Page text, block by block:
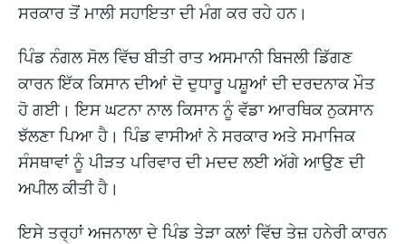
ਸਰਕਾਰ ਤੋਂ ਮਾਲੀ ਸਹਾਇਤਾ ਦੀ ਮੰਗ ਕਰ ਰਹੇ ਹਨ।
ਪਿੰਡ ਨੰਗਲ ਸੋਲ ਵਿੱਚ ਬੀਤੀ ਰਾਤ ਅਸਮਾਨੀ ਬਿਜਲੀ ਡਿੱਗਣ
ਕਾਰਨ ਇੱਕ ਕਿਸਾਨ ਦੀਆਂ ਦੋ ਦੁਧਾਰੂ ਪਸ਼ੂਆਂ ਦੀ ਦਰਦਨਾਕ ਮੌਤ
ਹੋ ਗਈ। ਇਸ ਘਟਨਾ ਨਾਲ ਕਿਸਾਨ ਨੂੰ ਵੱਡਾ ਆਰਥਿਕ ਨੁਕਸਾਨ
ਝੱਲਣਾ ਪਿਆ ਹੈ। ਪਿੰਡ ਵਾਸੀਆਂ ਨੇ ਸਰਕਾਰ ਅਤੇ ਸਮਾਜਿਕ
ਸੰਸਥਾਵਾਂ ਨੂੰ ਪੀੜਤ ਪਰਿਵਾਰ ਦੀ ਮਦਦ ਲਈ ਅੱਗੇ ਆਉਣ ਦੀ
ਅਪੀਲ ਕੀਤੀ ਹੈ।
ਇਸੇ ਤਰ੍ਹਾਂ ਅਜਨਾਲਾ ਦੇ ਪਿੰਡ ਤੇੜਾ ਕਲਾਂ ਵਿੱਚ ਤੇਜ਼ ਹਨੇਰੀ ਕਾਰਨ